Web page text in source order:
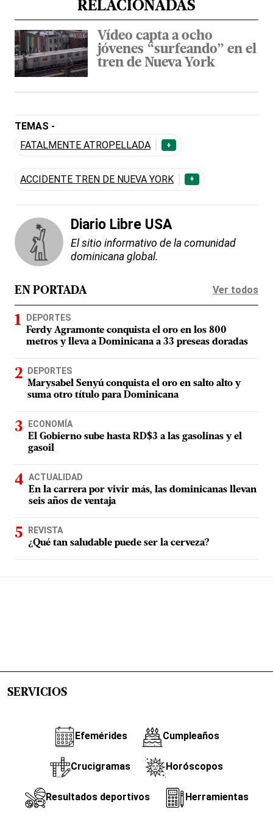
RELACIONADAS
Vídeo capta a ocho
jóvenes “surfeando” en el
tren de Nueva York
TEMAS -
FATALMENTE ATROPELLADA
+
ACCIDENTE TREN DE NUEVA YORK +
Diario Libre USA
El sitio informativo de la comunidad
dominicana global.
EN PORTADA Ver todos
DEPORTES
Ferdy Agramonte conquista el oro en los 800
metros y lleva a Dominicana a 33 preseas doradas
DEPORTES
Marysabel Senyú conquista el oro en salto alto y
suma otro título para Dominicana
ECONOMÍA
El Gobierno sube hasta RD$3 a las gasolinas y el
gasoil
ACTUALIDAD
En la carrera por vivir más, las dominicanas llevan
seis años de ventaja
REVISTA
¿Qué tan saludable puede ser la cerveza?
SERVICIOS
Efemérides Cumpleaños
Crucigramas Horóscopos
Resultados deportivos Herramientas